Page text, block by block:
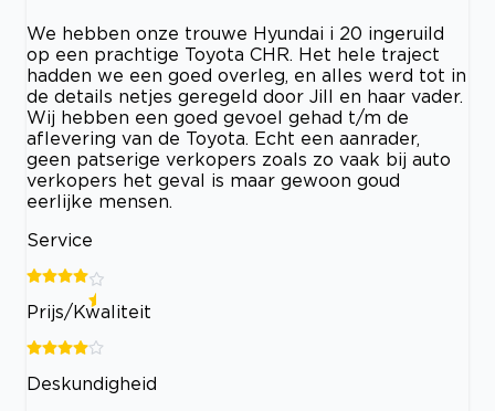
We hebben onze trouwe Hyundai i 20 ingeruild
op een prachtige Toyota CHR. Het hele traject
hadden we een goed overleg, en alles werd tot in
de details netjes geregeld door Jill en haar vader.
Wij hebben een goed gevoel gehad t/m de
aflevering van de Toyota. Echt een aanrader,
geen patserige verkopers zoals zo vaak bij auto
verkopers het geval is maar gewoon goud
eerlijke mensen.
Service
Prijs/Kwaliteit
Deskundigheid